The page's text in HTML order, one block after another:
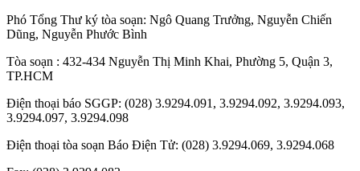
Phó Tổng Thư ký tòa soạn: Ngô Quang Trưởng, Nguyễn Chiến
Dũng, Nguyễn Phước Bình
Tòa soạn : 432-434 Nguyễn Thị Minh Khai, Phường 5, Quận 3,
TP.HCM
Điện thoại báo SGGP: (028) 3.9294.091, 3.9294.092, 3.9294.093,
3.9294.097, 3.9294.098
Điện thoại tòa soạn Báo Điện Tử: (028) 3.9294.069, 3.9294.068